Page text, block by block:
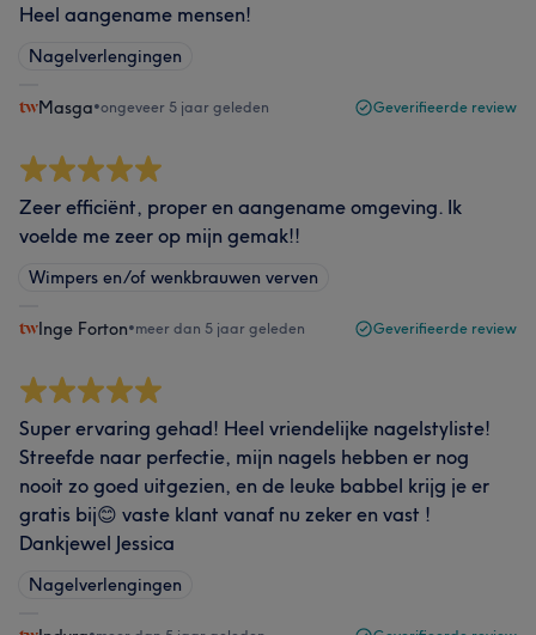
Heel aangename mensen!
Nagelverlengingen
Masga•ongeveer 5 jaar geleden Geverifieerde review
Zeer efficiënt, proper en aangename omgeving. Ik
voelde me zeer op mijn gemak!!
Wimpers en/of wenkbrauwen verven
Inge Forton•meer dan 5 jaar geleden Geverifieerde review
Super ervaring gehad! Heel vriendelijke nagelstyliste!
Streefde naar perfectie, mijn nagels hebben er nog
nooit zo goed uitgezien, en de leuke babbel krijg je er
gratis bij😊 vaste klant vanaf nu zeker en vast !
Dankjewel Jessica
Nagelverlengingen